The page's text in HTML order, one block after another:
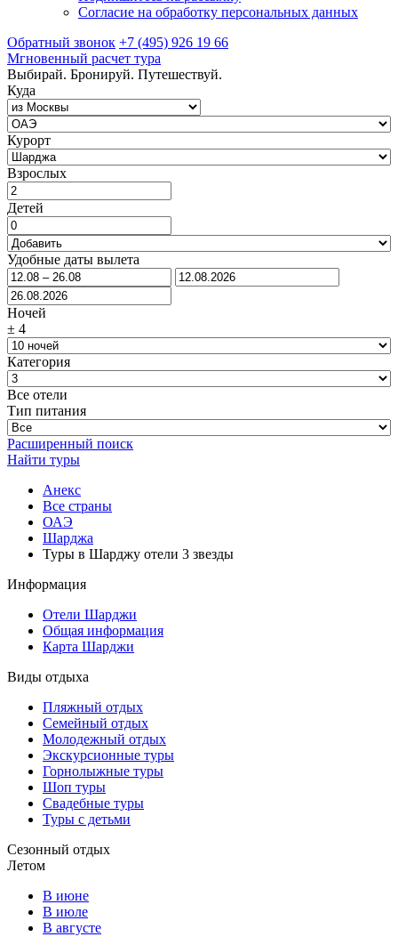
Согласие на обработку персональных данных
Обратный звонок +7 (495) 926 19 66
Мгновенный расчет тура
Выбирай. Бронируй. Путешествуй.
Куда
Курорт
Взрослых
Детей
Удобные даты вылета
Ночей
± 4
Категория
Все отели
Тип питания
Расширенный поиск
Найти туры
Анекс
Все страны
ОАЭ
Шарджа
Туры в Шарджу отели 3 звезды
Информация
Отели Шарджи
Общая информация
Карта Шарджи
Виды отдыха
Пляжный отдых
Семейный отдых
Молодежный отдых
Экскурсионные туры
Горнолыжные туры
Шоп туры
Свадебные туры
Туры с детьми
Сезонный отдых
Летом
В июне
В июле
В августе